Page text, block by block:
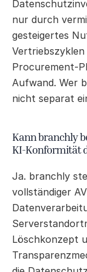
nur durch
gesteigertes
Procurement-
Aufwand. Wer
nicht separat
Kann branchly
KI-Konformität
Ja. branchly
vollständiger
Löschkonzept